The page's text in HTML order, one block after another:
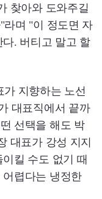
찾아와 도와주길
라며 "이 정도면 자
. 버티고 말고 할
가 지향하는 노선
대표직에서 끝까
선택을 해도 박
대표가 강성 지지
킬 수도 없기 때
렵다는 냉정한